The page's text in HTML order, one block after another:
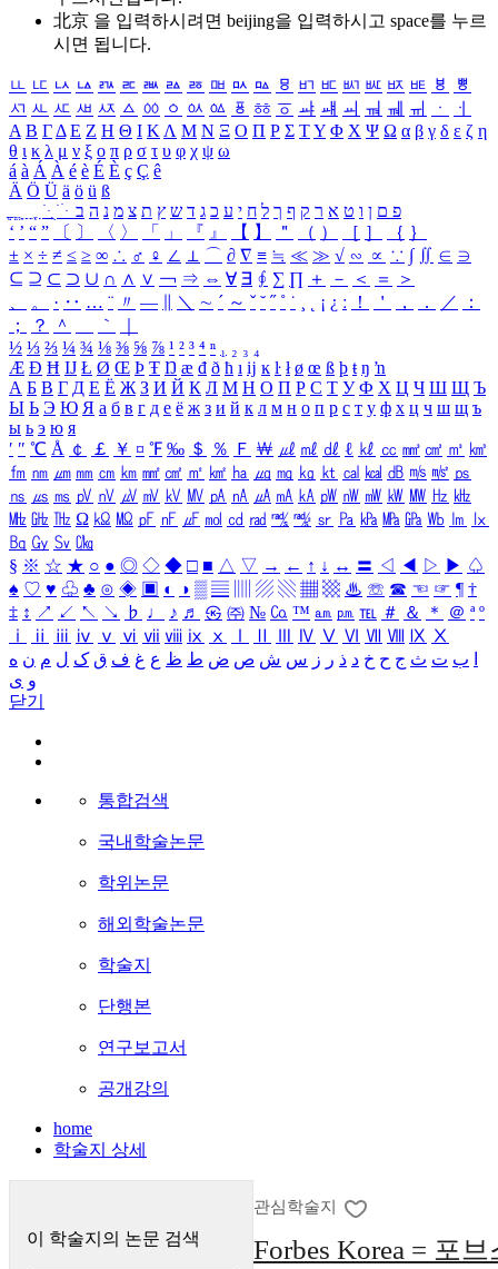
北京 을 입력하시려면 beijing을 입력하시고 space를 누르
시면 됩니다.
ㅥ ㅦ ㅧ ㅨ ㅩ ㅪ ㅫ ㅬ ㅭ ㅮ ㅯ ㅰ ㅱ ㅲ ㅳ ㅴ ㅵ ㅶ ㅷ ㅸ
ㅹ
ㅺ ㅻ ㅼ ㅽ ㅾ ㅿ ㆀ ㆁ ㆂ ㆃ ㆄ ㆅ ㆆ ㆇ ㆈ ㆉ ㆊ ㆋ ㆌ ㆍ
ㆎ
Α Β ΓΔ Ε Ζ Η Θ Ι ΚΛ Μ Ν Ξ Ο Π Ρ Σ ΤΥ Φ Χ Ψ Ω α β γ δ ε ζ η
θ ι κ λ μ ν ξ ο π ρ σ τ υ φ χ ψ ω
á à Á À é è É È ç Ç ê
Ä Ö Ü ä ö ü ß
ִֶֹ ֻּ ׁׂ פ ם ן ו ט א ר ק ף ך ל ח י ע כ ג ד ש ץ ת צ מ נ ה ב
‘ ’ “ ” 〔 〕 〈 〉 「 」 『 』 【 】 ＂ （ ） ［ ］ ｛ ｝
± × ÷ ≠ ≤ ≥ ∞ ∴ ♂ ♀ ∠ ⊥ ⌒ ∂ ∇ ≡ ≒ ≪ ≫ √ ∽ ∝ ∵ ∫ ∬ ∈ ∋
⊆ ⊇ ⊂ ⊃ ∪ ∩ ∧ ∨ ￢ ⇒ ⇔ ∀ ∃ ∮ ∑ ∏ ＋ － ＜ ＝
＞
、
。 · ‥ … ¨ 〃 ― ＼ ∼ ´ ～ ˇ ˘ ˝ ˚ ˙ ¸ ¡ ¿ ː ！ ＇ ， ． ／
：
；
？ ＾ ｀
½ ⅓ ⅔ ¼ ¾ ⅛ ⅜ ⅝ ⅞ ¹ ² ³ ⁴ ⁿ ₁ ₂ ₃ ₄
Æ Ð Ħ Ĳ Ł Ø Œ Þ Ŧ Ŋ æ đ ð ħ ı ĳ ĸ ŀ ł ø œ ß þ ŧ ŋ ŉ
А Б В Г Д Е Ё Ж З И Й К Л М Н О П Р С Т У Ф Х Ц Ч Ш Щ Ъ
Ы Ь Э Ю Я а б в г д е ё ж з и й к л м н о п р с т у ф х ц ч ш щ ъ
ы ь э ю я
′ ″ ℃ Å ￠ ￡ ￥ ¤ ℉ ‰ ＄ ％ Ｆ ￦ ㎕ ㎖ ㎗ ℓ ㎘ ㏄ ㎣ ㎤ ㎥ ㎦
㎙ ㎚ ㎛ ㎜ ㎝ ㎞ ㎟ ㎠ ㎡ ㎢ ㏊ ㎍ ㎎ ㎏ ㏏ ㎈ ㎉ ㏈ ㎧ ㎨ ㎰
㎱ ㎲ ㎳ ㎴ ㎵ ㎶ ㎷ ㎸ ㎹ ㎀ ㎁ ㎂ ㎃ ㎄ ㎺ ㎻ ㎽ ㎾ ㎿ ㎐ ㎑
㎒ ㎓ ㎔ Ω ㏀ ㏁ ㎊ ㎋ ㎌ ㏖ ㏅ ㎭ ㎮ ㎯ ㏛ ㎩ ㎪ ㎫ ㎬ ㏝ ㏐
㏓
㏃ ㏉ ㏜ ㏆
§ ※ ☆ ★ ○ ● ◎ ◇ ◆ □ ■ △ ▽ → ← ↑ ↓ ↔ 〓 ◁ ◀ ▷ ▶ ♤
♠ ♡ ♥ ♧ ♣ ⊙ ◈ ▣ ◐ ◑ ▒ ▤ ▨ ▧ ▦ ▩ ♨ ☏ ☎ ☜ ☞ ¶ †
‡ ↕ ↗ ↙ ↖ ↘ ♭ ♩ ♪ ♬ ㉿ ㈜ № ㏇ ™ ㏂ ㏘ ℡ ＃ ＆ ＊ ＠ ª º
ⅰ
ⅱ ⅲ ⅳ ⅴ ⅵ ⅶ ⅷ ⅸ ⅹ Ⅳ Ⅴ Ⅵ Ⅶ Ⅷ Ⅸ Ⅹ
ب ت ث ج ح خ د ذ ر ز س ش ص ض ط ظ ع غ ف ق ک ل م ن ه
و ی
닫기
통합검색
국내학술논문
학위논문
해외학술논문
학술지
단행본
연구보고서
공개강의
home
학술지 상세
이 학술지의 논문 검색
관심학술지
Forbes Korea = 포